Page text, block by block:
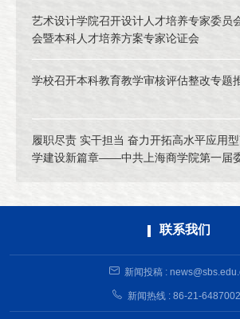
艺术设计学院召开设计人才培养专家委员
会暨本科人才培养方案专家论证会
学校召开本科教育教学审核评估整改专题
履职尽责 实干担当 奋力开拓高水平应用
学建设新篇章——中共上海商学院第一届
联系我们
新闻投稿 :
新闻热线 : 86-21-